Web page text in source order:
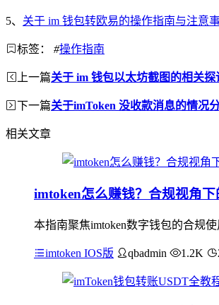
5、 关于 im 钱包转欧易的操作指南与注意
标签： #操作指南
上一篇关于 im 钱包以太坊截图的相关探
下一篇关于imToken 没收款消息的情况
相关文章
imtoken怎么赚钱？合规视角
本指南聚焦imtoken数字钱包的合规
imtoken IOS版 qbadmin 1.2K